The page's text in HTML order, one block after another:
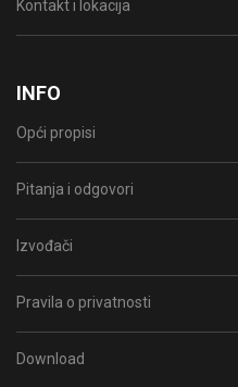
Kontakt i lokacija
INFO
Opći propisi
Pitanja i odgovori
Izvođači
Pravila o privatnosti
Download